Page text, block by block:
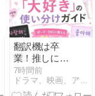
翻訳機は卒
業！推しに届
く韓国語「大
好き」の使い
分けガイド｜
7時間前
ドラマ、映画、アニメを動画で楽しむライフスタイル